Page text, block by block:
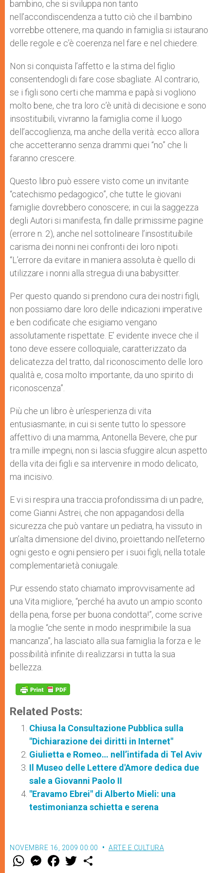
bambino, che si sviluppa non tanto
nell’accondiscendenza a tutto ciò che il bambino
vorrebbe ottenere, ma quando in famiglia si istaurano
delle regole e c’è coerenza nel fare e nel chiedere.
Non si conquista l’affetto e la stima del figlio
consentendogli di fare cose sbagliate. Al contrario,
se i figli sono certi che mamma e papà si vogliono
molto bene, che tra loro c’è unità di decisione e sono
insostituibili, vivranno la famiglia come il luogo
dell’accoglienza, ma anche della verità: ecco allora
che accetteranno senza drammi quei “no” che li
faranno crescere.
Questo libro può essere visto come un invitante
“catechismo pedagogico”, che tutte le giovani
famiglie dovrebbero conoscere; in cui la saggezza
degli Autori si manifesta, fin dalle primissime pagine
(errore n. 2), anche nel sottolineare l’insostituibile
carisma dei nonni nei confronti dei loro nipoti.
“L’errore da evitare in maniera assoluta è quello di
utilizzare i nonni alla stregua di una babysitter.
Per questo quando si prendono cura dei nostri figli,
non possiamo dare loro delle indicazioni imperative
e ben codificate che esigiamo vengano
assolutamente rispettate. E’ evidente invece che il
tono deve essere colloquiale, caratterizzato da
delicatezza del tratto, dal riconoscimento delle loro
qualità e, cosa molto importante, da uno spirito di
riconoscenza”.
Più che un libro è un’esperienza di vita
entusiasmante; in cui si sente tutto lo spessore
affettivo di una mamma, Antonella Bevere, che pur
tra mille impegni, non si lascia sfuggire alcun aspetto
della vita dei figli e sa intervenire in modo delicato,
ma incisivo.
E vi si respira una traccia profondissima di un padre,
come Gianni Astrei, che non appagandosi della
sicurezza che può vantare un pediatra, ha vissuto in
un’alta dimensione del divino, proiettando nell’eterno
ogni gesto e ogni pensiero per i suoi figli, nella totale
complementarietà coniugale.
Pur essendo stato chiamato improvvisamente ad
una Vita migliore, “perché ha avuto un ampio sconto
della pena, forse per buona condotta!”, come scrive
la moglie “che sente in modo inesprimibile la sua
mancanza”, ha lasciato alla sua famiglia la forza e le
possibilità infinite di realizzarsi in tutta la sua
bellezza.
Related Posts:
Chiusa la Consultazione Pubblica sulla
"Dichiarazione dei diritti in Internet"
Giulietta e Romeo… nell’intifada di Tel Aviv
Il Museo delle Lettere d'Amore dedica due
sale a Giovanni Paolo II
"Eravamo Ebrei" di Alberto Mieli: una
testimonianza schietta e serena
NOVEMBRE 16, 2009 00:00 ARTE E CULTURA
W M
e
F
a w